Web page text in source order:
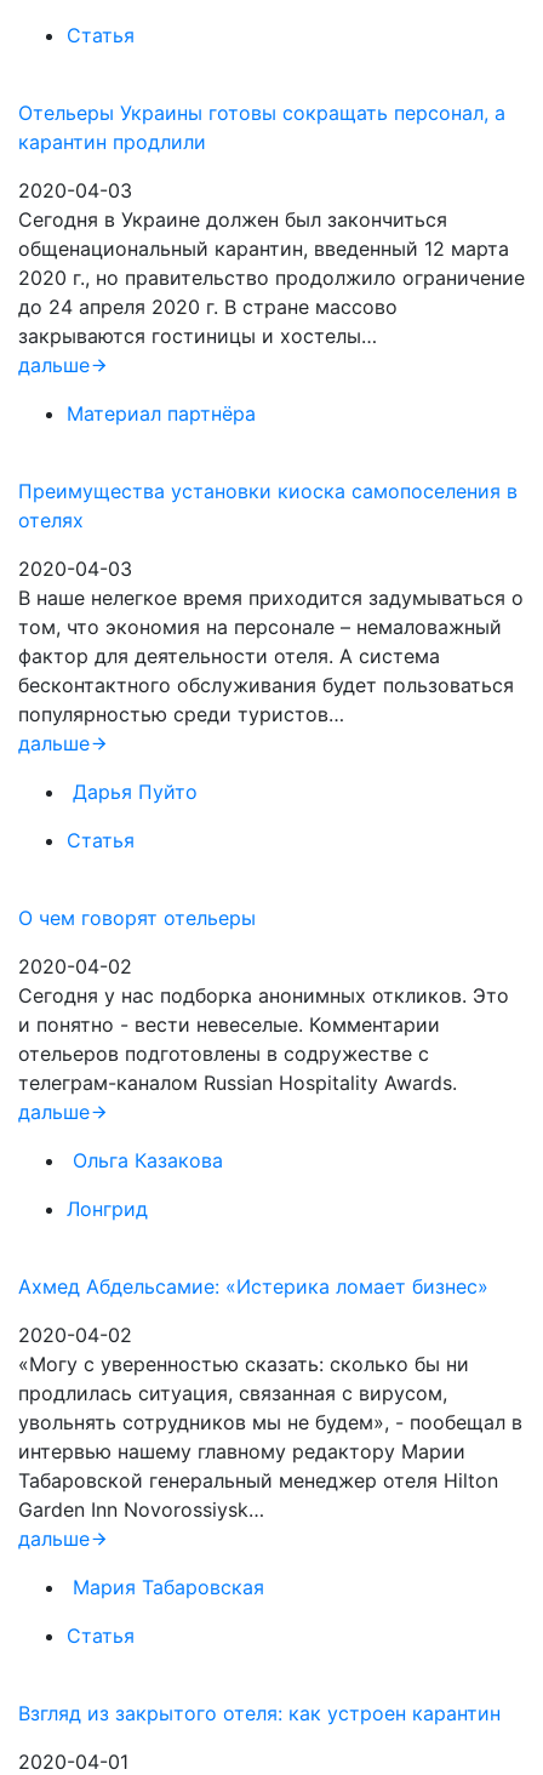
Статья
Отельеры Украины готовы сокращать персонал, а
карантин продлили
2020-04-03
Сегодня в Украине должен был закончиться
общенациональный карантин, введенный 12 марта
2020 г., но правительство продолжило ограничение
до 24 апреля 2020 г. В стране массово
закрываются гостиницы и хостелы…
дальше
Материал партнёра
Преимущества установки киоска самопоселения в
отелях
2020-04-03
В наше нелегкое время приходится задумываться о
том, что экономия на персонале – немаловажный
фактор для деятельности отеля. А система
бесконтактного обслуживания будет пользоваться
популярностью среди туристов…
дальше
Дарья Пуйто
Статья
О чем говорят отельеры
2020-04-02
Сегодня у нас подборка анонимных откликов. Это
и понятно - вести невеселые. Комментарии
отельеров подготовлены в содружестве с
телеграм-каналом Russian Hospitality Awards.
дальше
Ольга Казакова
Лонгрид
Ахмед Абдельсамие: «Истерика ломает бизнес»
2020-04-02
«Могу с уверенностью сказать: сколько бы ни
продлилась ситуация, связанная с вирусом,
увольнять сотрудников мы не будем», - пообещал в
интервью нашему главному редактору Марии
Табаровской генеральный менеджер отеля Hilton
Garden Inn Novorossiysk…
дальше
Мария Табаровская
Статья
Взгляд из закрытого отеля: как устроен карантин
2020-04-01